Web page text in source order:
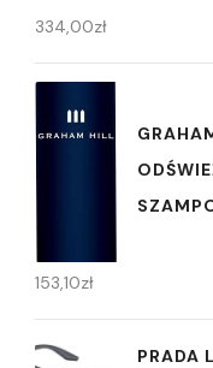
334,00zł
153,10zł
PRADA